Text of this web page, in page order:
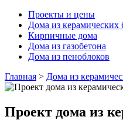
Проекты и цены
Дома из керамических
Кирпичные дома
Дома из газобетона
Дома из пеноблоков
Главная > Дома из
Проект дома из